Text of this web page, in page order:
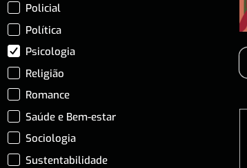
Policial
Política
Psicologia
Religião
Romance
Saúde e Bem-estar
Sociologia
Sustentabilidade